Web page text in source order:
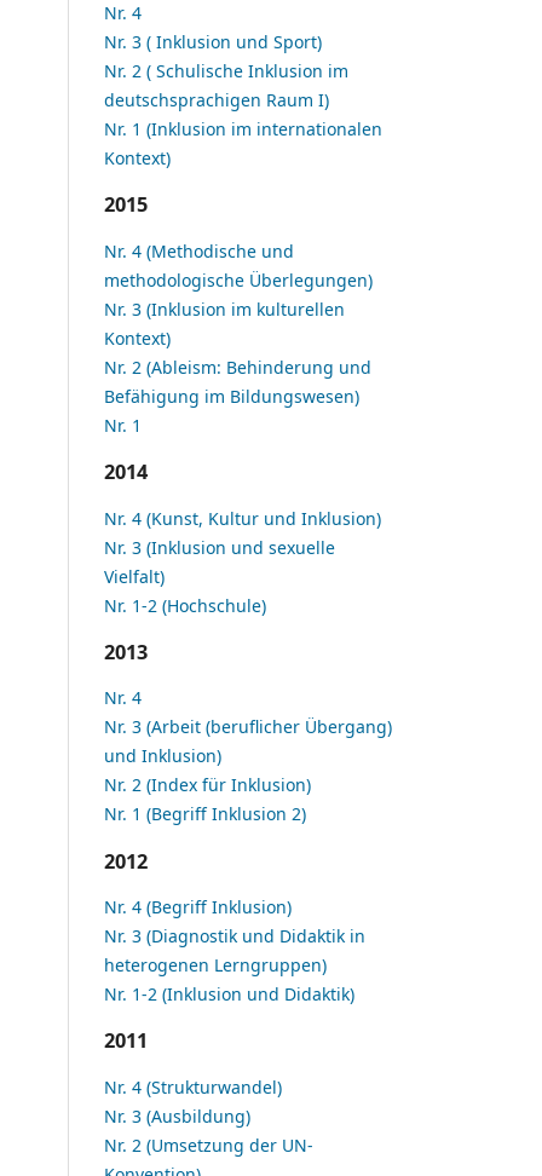
Nr. 4
Nr. 3 ( Inklusion und Sport)
Nr. 2 ( Schulische Inklusion im
deutschsprachigen Raum I)
Nr. 1 (Inklusion im internationalen
Kontext)
2015
Nr. 4 (Methodische und
methodologische Überlegungen)
Nr. 3 (Inklusion im kulturellen
Kontext)
Nr. 2 (Ableism: Behinderung und
Befähigung im Bildungswesen)
Nr. 1
2014
Nr. 4 (Kunst, Kultur und Inklusion)
Nr. 3 (Inklusion und sexuelle
Vielfalt)
Nr. 1-2 (Hochschule)
2013
Nr. 4
Nr. 3 (Arbeit (beruflicher Übergang)
und Inklusion)
Nr. 2 (Index für Inklusion)
Nr. 1 (Begriff Inklusion 2)
2012
Nr. 4 (Begriff Inklusion)
Nr. 3 (Diagnostik und Didaktik in
heterogenen Lerngruppen)
Nr. 1-2 (Inklusion und Didaktik)
2011
Nr. 4 (Strukturwandel)
Nr. 3 (Ausbildung)
Nr. 2 (Umsetzung der UN-